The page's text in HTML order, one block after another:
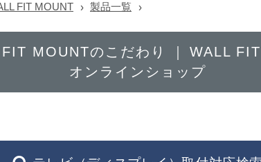
FIT MOUNT 製品一覧
MOUNTのこだわり WALL
オンラインショップ